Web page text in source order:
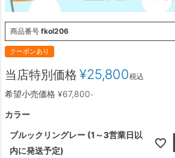
商品番号 fkol206
クーポンあり
希望小売価格 ¥67,800-
当店特別価格 ¥25,800税込
カラー
ブルックリングレー (1～3営業日以
内に発送予定)